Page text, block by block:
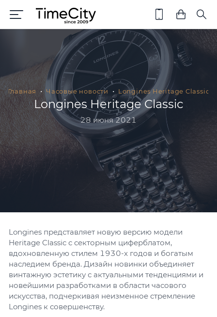
Главная Часовые новости Longines Heritage Classic
Longines Heritage Classic
28 июня 2021
Longines представляет новую версию модели
Heritage Classic с секторным циферблатом,
вдохновленную стилем 1930-х годов и богатым
наследием бренда. Дизайн новинки объединяет
винтажную эстетику с актуальными тенденциями и
новейшими разработками в области часового
искусства, подчеркивая неизменное стремление
Longines к совершенству.